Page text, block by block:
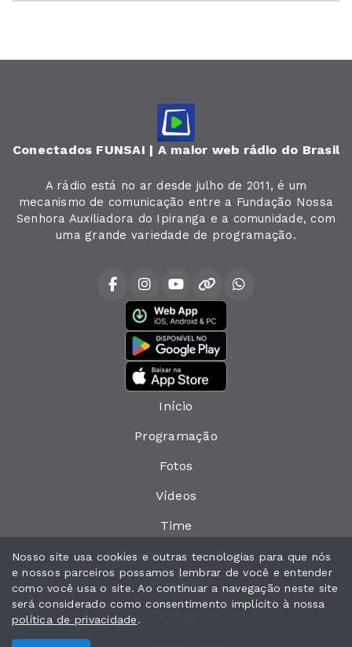
Conectados FUNSAI | A maior web rádio do Brasil
A rádio está no ar desde julho de 2011, é um
mecanismo de comunicação entre a Fundação Nossa
Senhora Auxiliadora do Ipiranga e a comunidade, com
uma grande variedade de programação.
Início
Programação
Fotos
Vídeos
Time
Política de privacidade
Interno
Nosso site usa cookies e outras tecnologias para que nós
e nossos parceiros possamos lembrar de você e entender
como você usa o site. Ao continuar a navegação neste site
será considerado como consentimento implícito à nossa
política de privacidade.